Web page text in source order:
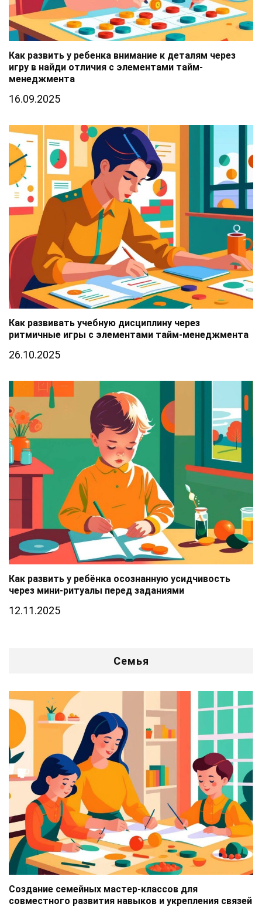
Как развить у ребенка внимание к деталям через
игру в найди отличия с элементами тайм-
менеджмента
16.09.2025
Как развивать учебную дисциплину через
ритмичные игры с элементами тайм-менеджмента
26.10.2025
Как развить у ребёнка осознанную усидчивость
через мини-ритуалы перед заданиями
12.11.2025
Семья
Создание семейных мастер-классов для
совместного развития навыков и укрепления связей